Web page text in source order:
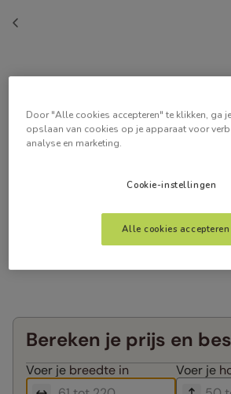
Bereken je prijs en
Voer je breedte in Voer je
Door "Alle cookies accepteren" te klikken, ga
opslaan van cookies op je apparaat voor
analyse en marketing.
Cookie-instellingen
Alle cookies accepteren